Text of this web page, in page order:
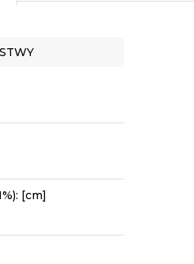
[cm]